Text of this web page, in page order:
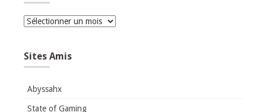
Archives
Sites Amis
Abyssahx
State of Gaming